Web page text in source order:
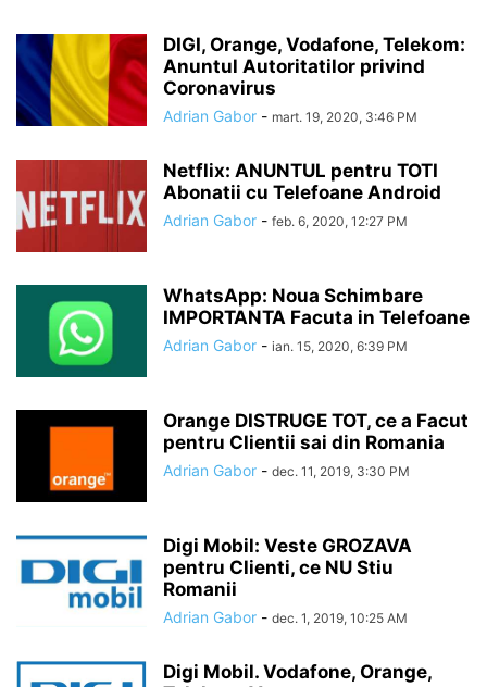
DIGI, Orange, Vodafone, Telekom:
Anuntul Autoritatilor privind
Coronavirus
Adrian Gabor - mart. 19, 2020, 3:46 PM
Netflix: ANUNTUL pentru TOTI
Abonatii cu Telefoane Android
Adrian Gabor - feb. 6, 2020, 12:27 PM
WhatsApp: Noua Schimbare
IMPORTANTA Facuta in Telefoane
Adrian Gabor - ian. 15, 2020, 6:39 PM
Orange DISTRUGE TOT, ce a Facut
pentru Clientii sai din Romania
Adrian Gabor - dec. 11, 2019, 3:30 PM
Digi Mobil: Veste GROZAVA
pentru Clienti, ce NU Stiu
Romanii
Adrian Gabor - dec. 1, 2019, 10:25 AM
Digi Mobil. Vodafone, Orange,